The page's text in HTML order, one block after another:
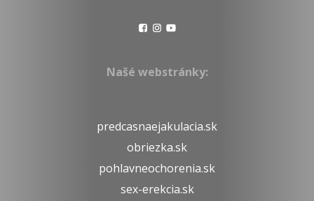
Našé webstránky:
predcasnaejakulacia.sk
obriezka.sk
pohlavneochorenia.sk
sex-erekcia.sk